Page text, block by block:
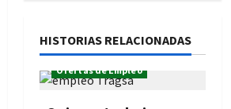
n
d
HISTORIAS RELACIONADAS
Ofertas de Empleo